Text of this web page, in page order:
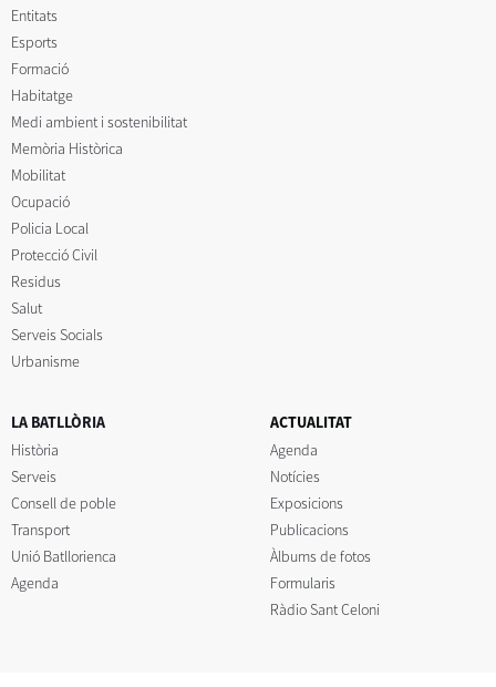
Entitats
Esports
Formació
Habitatge
Medi ambient i sostenibilitat
Memòria Històrica
Mobilitat
Ocupació
Policia Local
Protecció Civil
Residus
Salut
Serveis Socials
Urbanisme
LA BATLLÒRIA
Història
Serveis
Consell de poble
Transport
Unió Batllorienca
Agenda
ACTUALITAT
Agenda
Notícies
Exposicions
Publicacions
Àlbums de fotos
Formularis
Ràdio Sant Celoni